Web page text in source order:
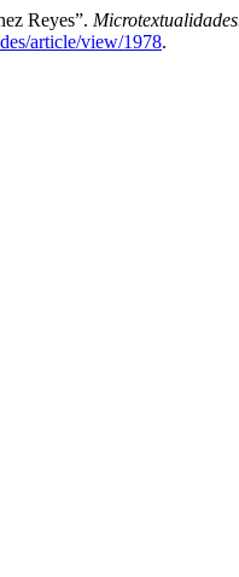
Reyes”.
article/view/1978.